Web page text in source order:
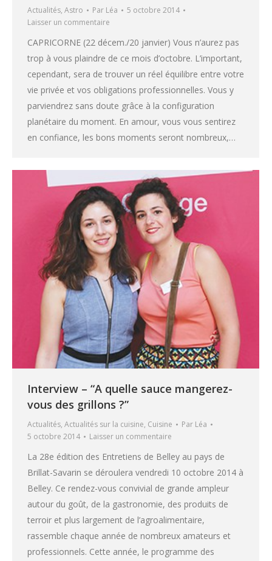
Actualités, Astro Par Léa
5 octobre 2014
Laisser un commentaire
CAPRICORNE (22 décem./20 janvier) Vous n’aurez pas
trop à vous plaindre de ce mois d’octobre. L’important,
cependant, sera de trouver un réel équilibre entre votre
vie privée et vos obligations professionnelles. Vous y
parviendrez sans doute grâce à la configuration
planétaire du moment. En amour, vous vous sentirez
en confiance, les bons moments seront nombreux,…
Interview – “A quelle sauce mangerez-
vous des grillons ?”
Actualités, Actualités sur la cuisine, Cuisine Par Léa
5 octobre 2014
Laisser un commentaire
La 28e édition des Entretiens de Belley au pays de
Brillat-Savarin se déroulera vendredi 10 octobre 2014 à
Belley. Ce rendez-vous convivial de grande ampleur
autour du goût, de la gastronomie, des produits de
terroir et plus largement de l’agroalimentaire,
rassemble chaque année de nombreux amateurs et
professionnels. Cette année, le programme des